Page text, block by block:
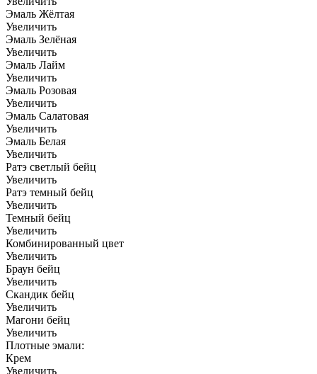
Эмаль Жёлтая
Увеличить
Эмаль Зелёная
Увеличить
Эмаль Лайм
Увеличить
Эмаль Розовая
Увеличить
Эмаль Салатовая
Увеличить
Эмаль Белая
Увеличить
Ратэ светлый бейц
Увеличить
Ратэ темный бейц
Увеличить
Темный бейц
Увеличить
Комбинированный цвет
Увеличить
Браун бейц
Увеличить
Скандик бейц
Увеличить
Магони бейц
Увеличить
Плотные эмали:
Крем
Увеличить